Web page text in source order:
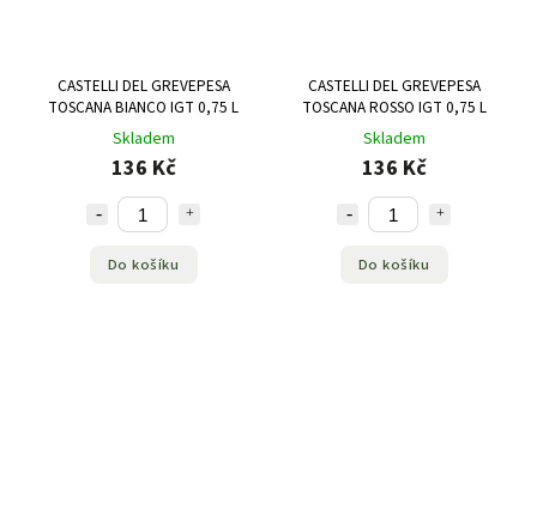
CASTELLI DEL GREVEPESA
TOSCANA BIANCO IGT 0,75 L
Skladem
136 Kč
Do košíku
CASTELLI DEL GREVEPESA
TOSCANA ROSSO IGT 0,75 L
Skladem
136 Kč
Do košíku